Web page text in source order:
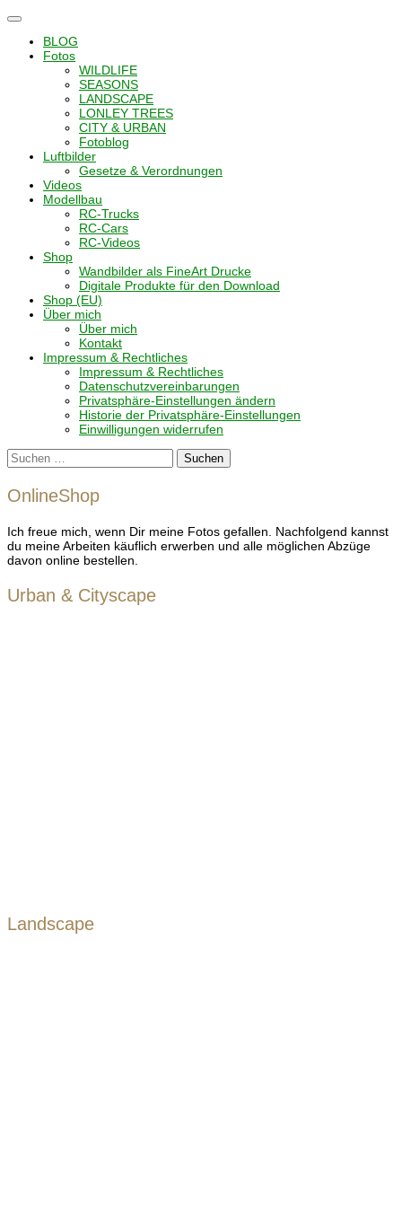
Navigation
umschalten
BLOG
Fotos
WILDLIFE
SEASONS
LANDSCAPE
LONLEY TREES
CITY & URBAN
Fotoblog
Luftbilder
Gesetze & Verordnungen
Videos
Modellbau
RC-Trucks
RC-Cars
RC-Videos
Shop
Wandbilder als FineArt Drucke
Digitale Produkte für den Download
Shop (EU)
Über mich
Über mich
Kontakt
Impressum & Rechtliches
Impressum & Rechtliches
Datenschutzvereinbarungen
Privatsphäre-Einstellungen ändern
Historie der Privatsphäre-Einstellungen
Einwilligungen widerrufen
Suchen
nach:
OnlineShop
Ich freue mich, wenn Dir meine Fotos gefallen. Nachfolgend kannst
du meine Arbeiten käuflich erwerben und alle möglichen Abzüge
davon online bestellen.
Urban & Cityscape
Landscape